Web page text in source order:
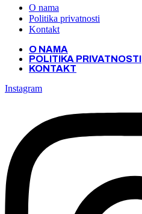
O nama
Politika privatnosti
Kontakt
O NAMA
POLITIKA PRIVATNOSTI
KONTAKT
Instagram